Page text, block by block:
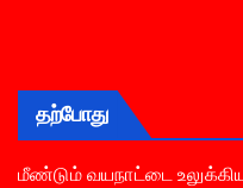
தற்போது
மீண்டும் வயநாட்டை உலுக்கிய